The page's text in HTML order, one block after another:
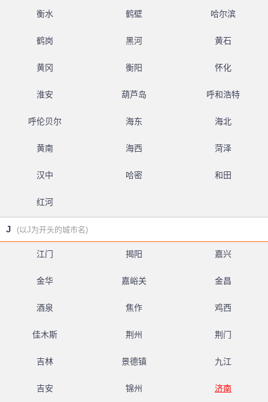
衡水 鹤壁 哈尔滨
鹤岗 黑河 黄石
黄冈 衡阳 怀化
淮安 葫芦岛 呼和浩特
呼伦贝尔 海东 海北
黄南 海西 菏泽
汉中 哈密 和田
红河
J (以J为开头的城市名)
江门 揭阳 嘉兴
金华 嘉峪关 金昌
酒泉 焦作 鸡西
佳木斯 荆州 荆门
吉林 景德镇 九江
吉安 锦州 济南